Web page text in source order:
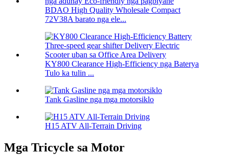
BDAO High Quality Wholesale Compact
72V38A barato nga ele...
KY800 Clearance High-Efficiency nga Baterya
Tulo ka tulin ...
Tank Gasline nga mga motorsiklo
H15 ATV All-Terrain Driving
Mga Tricycle sa Motor